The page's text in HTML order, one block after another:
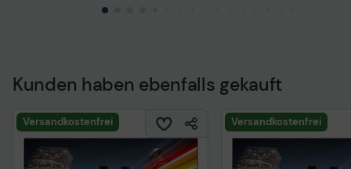
Technisches
Kunden haben ebenfalls gekauft
Versandkostenfrei Versandkostenfrei